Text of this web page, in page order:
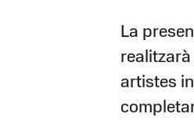
La
realitzarà
artistes